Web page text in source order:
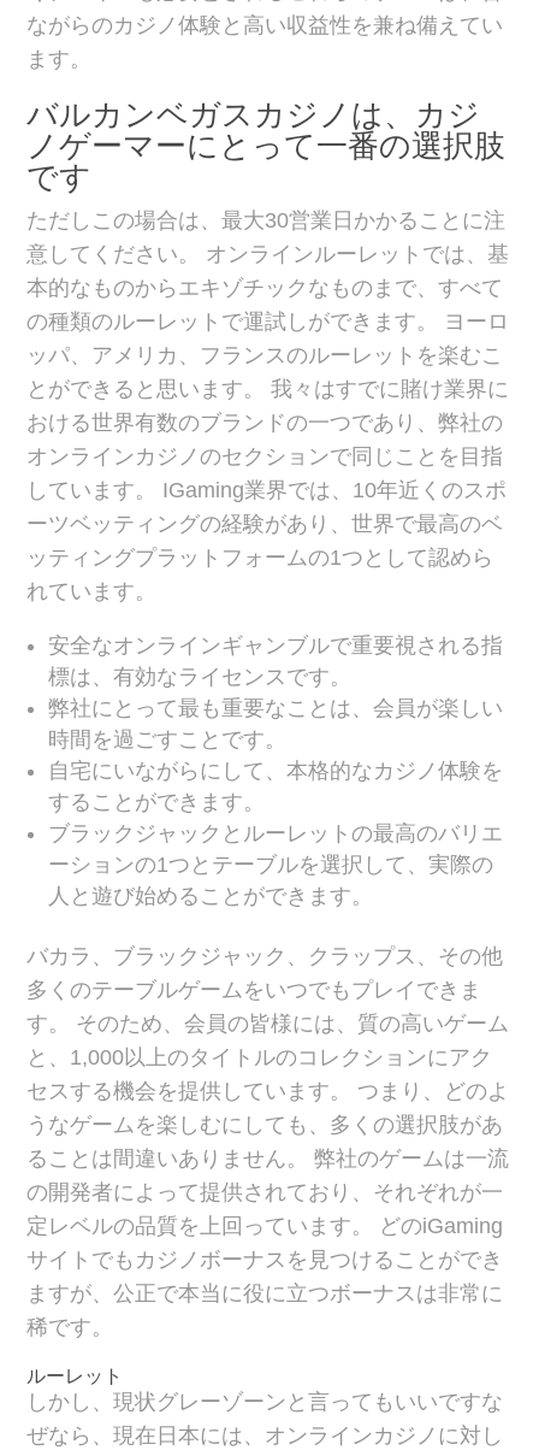
ながらのカジノ体験と高い収益性を兼ね備えてい
ます。
バルカンベガスカジノは、カジ
ノゲーマーにとって一番の選択肢
です
ただしこの場合は、最大30営業日かかることに注
意してください。 オンラインルーレットでは、基
本的なものからエキゾチックなものまで、すべて
の種類のルーレットで運試しができます。 ヨーロ
ッパ、アメリカ、フランスのルーレットを楽むこ
とができると思います。 我々はすでに賭け業界に
おける世界有数のブランドの一つであり、弊社の
オンラインカジノのセクションで同じことを目指
しています。 IGaming業界では、10年近くのスポ
ーツベッティングの経験があり、世界で最高のベ
ッティングプラットフォームの1つとして認めら
れています。
安全なオンラインギャンブルで重要視される指
標は、有効なライセンスです。
弊社にとって最も重要なことは、会員が楽しい
時間を過ごすことです。
自宅にいながらにして、本格的なカジノ体験を
することができます。
ブラックジャックとルーレットの最高のバリエ
ーションの1つとテーブルを選択して、実際の
人と遊び始めることができます。
バカラ、ブラックジャック、クラップス、その他
多くのテーブルゲームをいつでもプレイできま
す。 そのため、会員の皆様には、質の高いゲーム
と、1,000以上のタイトルのコレクションにアク
セスする機会を提供しています。 つまり、どのよ
うなゲームを楽しむにしても、多くの選択肢があ
ることは間違いありません。 弊社のゲームは一流
の開発者によって提供されており、それぞれが一
定レベルの品質を上回っています。 どのiGaming
サイトでもカジノボーナスを見つけることができ
ますが、公正で本当に役に立つボーナスは非常に
稀です。
ルーレット
しかし、現状グレーゾーンと言ってもいいですな
ぜなら、現在日本には、オンラインカジノに対し